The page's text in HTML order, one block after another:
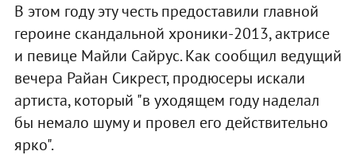
В этом году эту честь предоставили главной
героине скандальной хроники-2013, актрисе
и певице Майли Сайрус. Как сообщил ведущий
вечера Райан Сикрест, продюсеры искали
артиста, который "в уходящем году наделал
бы немало шуму и провел его действительно
ярко".